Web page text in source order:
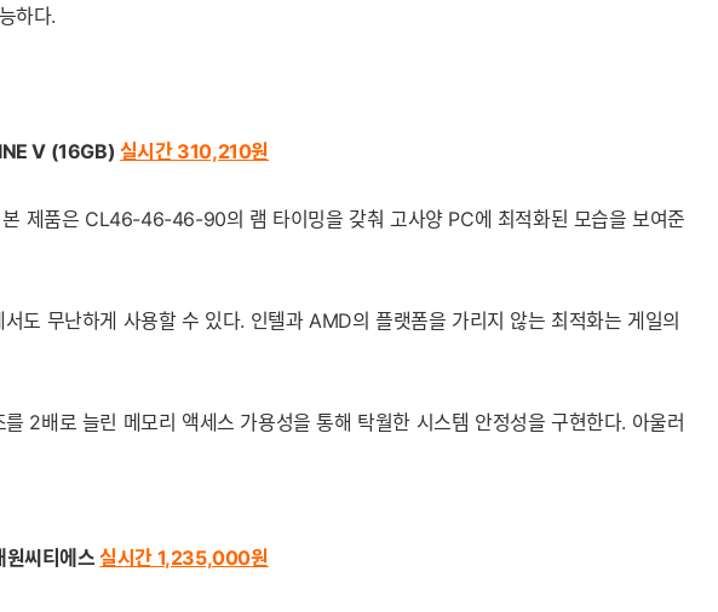
하다.
V (16GB) 실시간 310,210원
제품은 CL46-46-46-90의 램 타이밍을 갖춰 고사양 PC에 최적화된 모습을 보여준
도 무난하게 사용할 수 있다. 인텔과 AMD의 플랫폼을 가리지 않는 최적화는 게일의
2배로 늘린 메모리 액세스 가용성을 통해 탁월한 시스템 안정성을 구현한다. 아울러
씨티에스실시간 1,235,000원